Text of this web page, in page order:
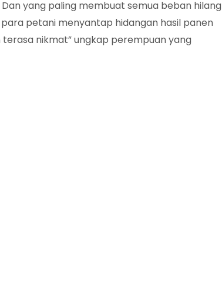
yang paling membuat semua beban hilang
petani menyantap hidangan hasil panen
nikmat” ungkap perempuan yang